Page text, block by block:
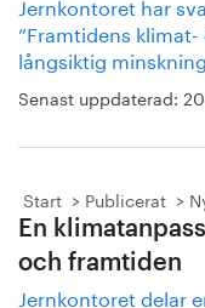
”Framtidens
långsiktig
Senast uppdaterad:
Start Publicerat
En
och framtiden
Jernkontoret delar